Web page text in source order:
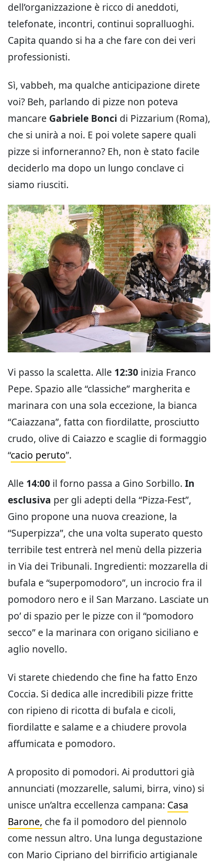
dell’organizzazione è ricco di aneddoti,
telefonate, incontri, continui sopralluoghi.
Capita quando si ha a che fare con dei veri
professionisti.
Sì, vabbeh, ma qualche anticipazione direte
voi? Beh, parlando di pizze non poteva
mancare Gabriele Bonci di Pizzarium (Roma),
che si unirà a noi. E poi volete sapere quali
pizze si inforneranno? Eh, non è stato facile
deciderlo ma dopo un lungo conclave ci
siamo riusciti.
Vi passo la scaletta. Alle 12:30 inizia Franco
Pepe. Spazio alle “classiche” margherita e
marinara con una sola eccezione, la bianca
“Caiazzana”, fatta con fiordilatte, prosciutto
crudo, olive di Caiazzo e scaglie di formaggio
“cacio peruto”.
Alle 14:00 il forno passa a Gino Sorbillo. In
esclusiva per gli adepti della “Pizza-Fest”,
Gino propone una nuova creazione, la
“Superpizza”, che una volta superato questo
terribile test entrerà nel menù della pizzeria
in Via dei Tribunali. Ingredienti: mozzarella di
bufala e “superpomodoro”, un incrocio fra il
pomodoro nero e il San Marzano. Lasciate un
po’ di spazio per le pizze con il “pomodoro
secco” e la marinara con origano siciliano e
aglio novello.
Vi starete chiedendo che fine ha fatto Enzo
Coccia. Si dedica alle incredibili pizze fritte
con ripieno di ricotta di bufala e cicoli,
fiordilatte e salame e a chiudere provola
affumicata e pomodoro.
A proposito di pomodori. Ai produttori già
annunciati (mozzarelle, salumi, birra, vino) si
unisce un’altra eccellenza campana: Casa
Barone, che fa il pomodoro del piennolo
come nessun altro. Una lunga degustazione
con Mario Cipriano del birrificio artigianale